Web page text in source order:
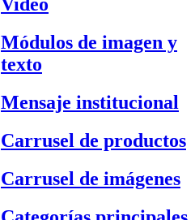
Video
Módulos de imagen y
texto
Mensaje institucional
Carrusel de productos
Carrusel de imágenes